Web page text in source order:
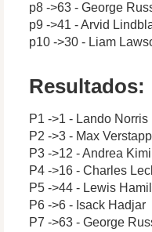
p8 ->63 - George
p9 ->41 - Arvid
p10 ->30 - Liam
Resultados:
P1 ->1 - Lando Norris
P2 ->3 - Max
P3 ->12 - Andrea
P4 ->16 - Charles
P5 ->44 - Lewis
P6 ->6 - Isack Hadjar
P7 ->63 - George